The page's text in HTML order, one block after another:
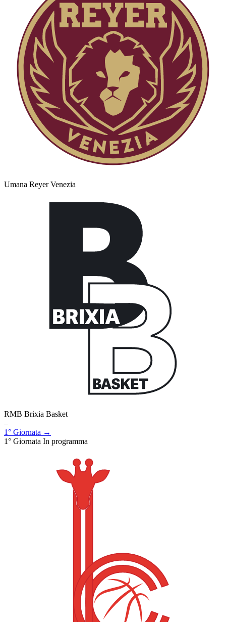
Umana Reyer Venezia
RMB Brixia Basket
–
1° Giornata →
1° Giornata In programma